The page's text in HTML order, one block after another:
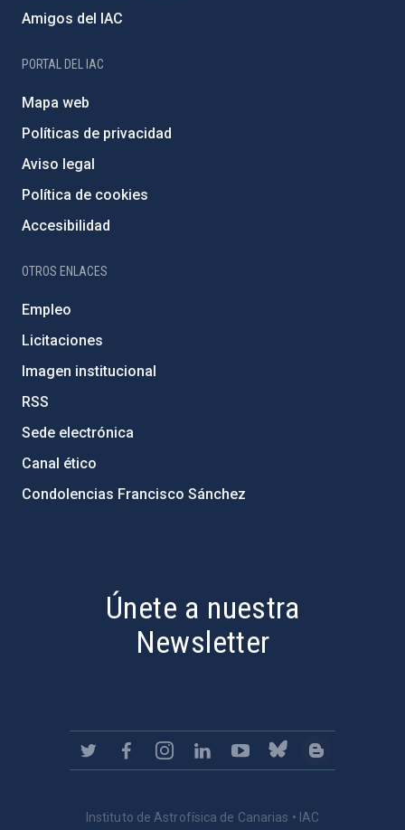
Amigos del IAC
PORTAL DEL IAC
Mapa web
Políticas de privacidad
Aviso legal
Política de cookies
Accesibilidad
OTROS ENLACES
Empleo
Licitaciones
Imagen institucional
RSS
Sede electrónica
Canal ético
Condolencias Francisco Sánchez
Únete a nuestra
Newsletter
Instituto de Astrofísica de Canarias • IAC